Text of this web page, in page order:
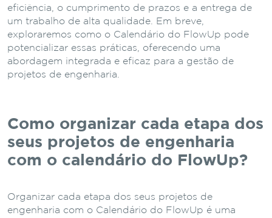
eficiência, o cumprimento de prazos e a entrega de
um trabalho de alta qualidade. Em breve,
exploraremos como o Calendário do FlowUp pode
potencializar essas práticas, oferecendo uma
abordagem integrada e eficaz para a gestão de
projetos de engenharia.
Como organizar cada etapa dos
seus projetos de engenharia
com o calendário do FlowUp?
Organizar cada etapa dos seus projetos de
engenharia com o Calendário do FlowUp é uma